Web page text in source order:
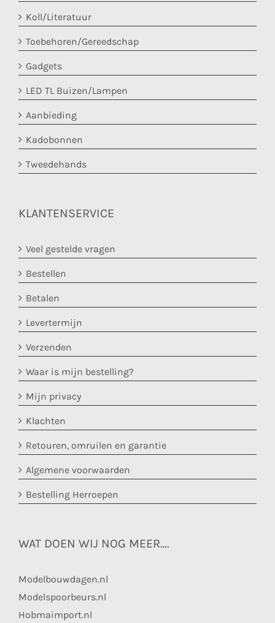
Koll/Literatuur
Toebehoren/Gereedschap
Gadgets
LED TL Buizen/Lampen
Aanbieding
Kadobonnen
Tweedehands
KLANTENSERVICE
Veel gestelde vragen
Bestellen
Betalen
Levertermijn
Verzenden
Waar is mijn bestelling?
Mijn privacy
Klachten
Retouren, omruilen en garantie
Algemene voorwaarden
Bestelling Herroepen
WAT DOEN WIJ NOG MEER….
Modelbouwdagen.nl
Modelspoorbeurs.nl
Hobmaimport.nl